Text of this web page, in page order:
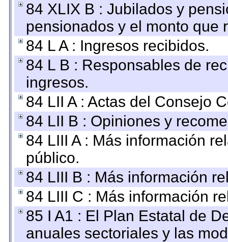
84 XLIX B : Jubilados y
pensionados y el monto que
84 L A : Ingresos recibidos.
84 L B : Responsables de
ingresos.
84 LII A : Actas del Consejo
84 LII B : Opiniones y
84 LIII A : Más información
público.
84 LIII B : Más información
84 LIII C : Más información
85 I A1 : El Plan Estatal de
anuales sectoriales y las